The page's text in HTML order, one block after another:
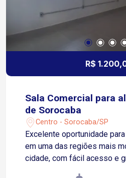
R$
Sala Comercial para
de Sorocaba
Centro - Sorocaba/SP
Excelente oportunidade
em uma das regiões mais
cidade, com fácil acesso e